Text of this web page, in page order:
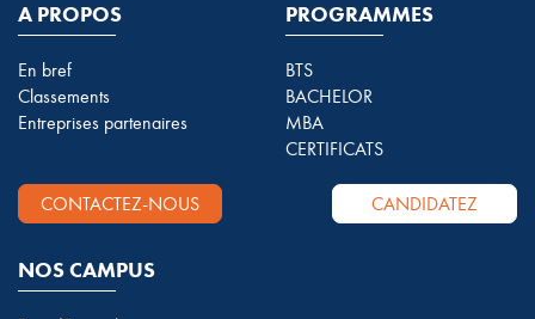
A PROPOS
En bref
Classements
Entreprises partenaires
PROGRAMMES
BTS
BACHELOR
MBA
CERTIFICATS
CONTACTEZ-NOUS CANDIDATEZ
NOS CAMPUS